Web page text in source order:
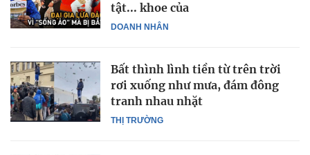
DOANH NHÂN
tật... khoe của
THỊ TRƯỜNG
Bất thình lình tiền từ trên trời
rơi xuống như mưa, đám đông
tranh nhau nhặt